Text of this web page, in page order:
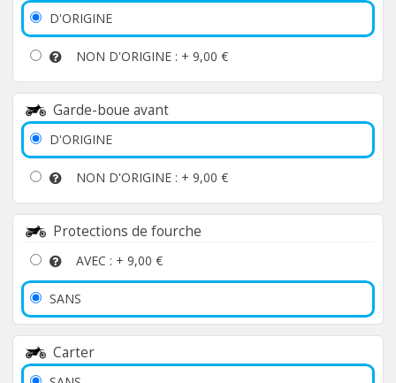
D'ORIGINE
NON D'ORIGINE : + 9,00 €
Garde-boue avant
D'ORIGINE
NON D'ORIGINE : + 9,00 €
Protections de fourche
AVEC : + 9,00 €
SANS
Carter